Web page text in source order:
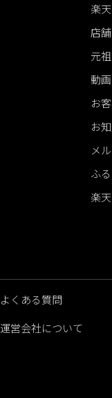
楽
店
元
動
お
お
メ
ふ
楽
よくある質問
運営会社について